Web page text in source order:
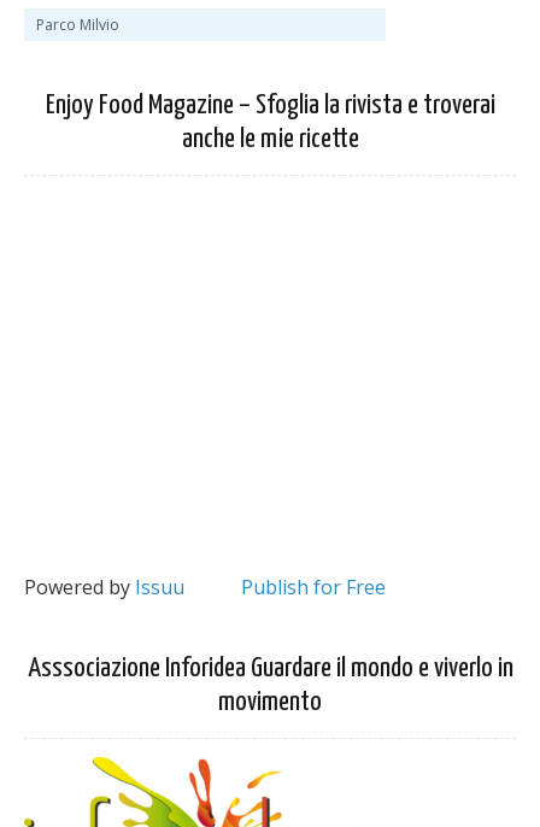
Parco Milvio
Enjoy Food Magazine – Sfoglia la rivista e troverai
anche le mie ricette
Powered by Issuu Publish for Free
Asssociazione Inforidea Guardare il mondo e viverlo in
movimento